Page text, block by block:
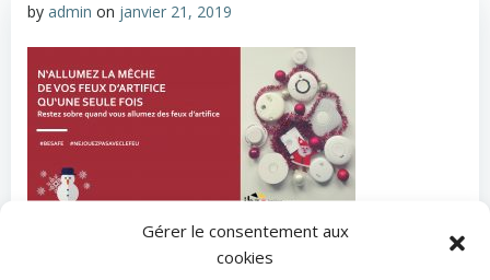
Gérer le consentement aux
cookies
by admin on janvier 21, 2019